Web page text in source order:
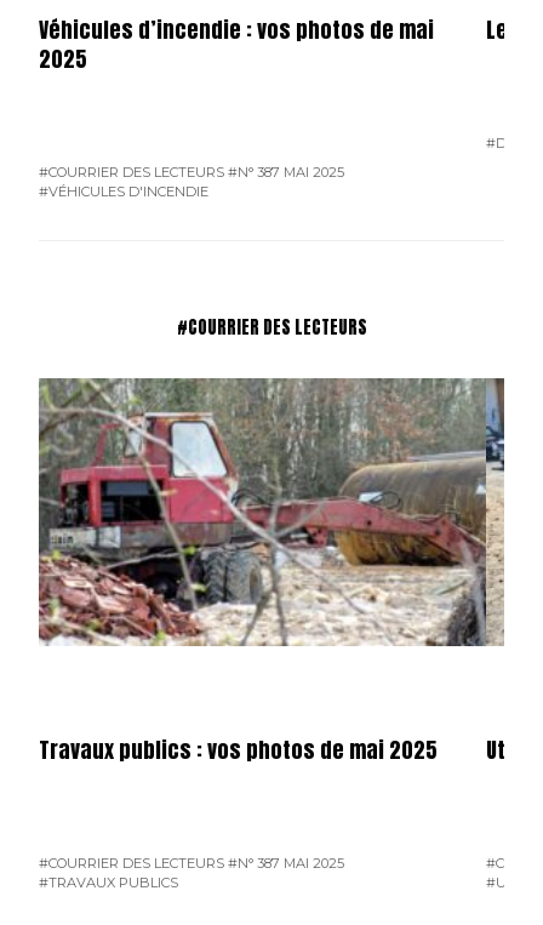
Véhicules d’incendie : vos photos de mai
2025
#COURRIER DES LECTEURS #N° 387 MAI 2025
#VÉHICULES D'INCENDIE
Les
#DEUX-
#COURRIER DES LECTEURS
Travaux publics : vos photos de mai 2025
#COURRIER DES LECTEURS #N° 387 MAI 2025
#TRAVAUX PUBLICS